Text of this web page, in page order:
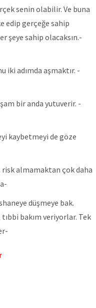
senin olabilir. Ve buna
edip gerçeğe sahip
şeye sahip olacaksın.-
iki adımda aşmaktır. -
bir anda yutuverir. -
kaybetmeyi de göze
risk almamaktan çok daha
düşmeye bak.
bakım veriyorlar. Tek